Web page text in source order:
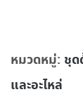
หมวดหมู่: ชุด
และอะไหล่